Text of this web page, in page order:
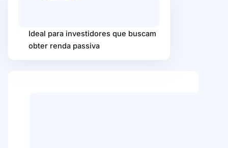
Ideal para investidores que buscam
obter renda passiva